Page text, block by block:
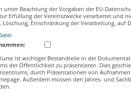
unter Beachtung der Vorgaben der EU-
Erfüllung der Vereinszwecke verarbeitet und
Einschränkung der Verarbeitung, auf
ist wichtiger Bestandteile in der
der Öffentlichkeit zu präsentieren. Dies
durch Präsentationen von
Außerdem müssen den Jahres- und